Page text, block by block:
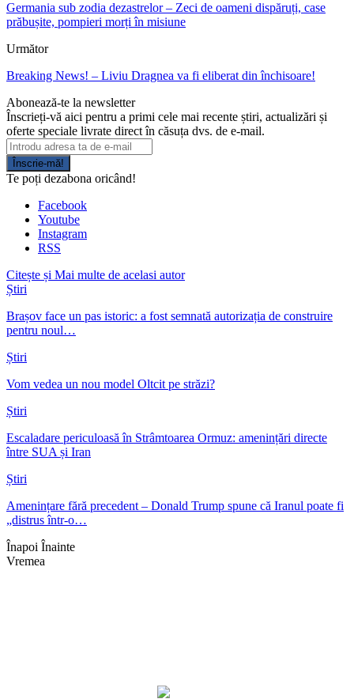
Germania sub zodia dezastrelor – Zeci de oameni dispăruți, case
prăbușite, pompieri morți în misiune
Următor
Breaking News! – Liviu Dragnea va fi eliberat din închisoare!
Abonează-te la newsletter
Înscrieți-vă aici pentru a primi cele mai recente știri, actualizări și
oferte speciale livrate direct în căsuța dvs. de e-mail.
Înscrie-mă!
Te poți dezabona oricând!
Facebook
Youtube
Instagram
RSS
Citește și Mai multe de acelasi autor
Știri
Brașov face un pas istoric: a fost semnată autorizația de construire
pentru noul…
Știri
Vom vedea un nou model Oltcit pe străzi?
Știri
Escaladare periculoasă în Strâmtoarea Ormuz: amenințări directe
între SUA și Iran
Știri
Amenințare fără precedent – Donald Trump spune că Iranul poate fi
„distrus într-o…
Înapoi Înainte
Vremea